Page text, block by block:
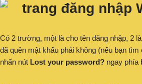
Có 2 trường, một là cho tên đăng nhập, 2
đã quên mật khẩu phải không (nếu bạn
nhấn nút Lost your password? ngay phía